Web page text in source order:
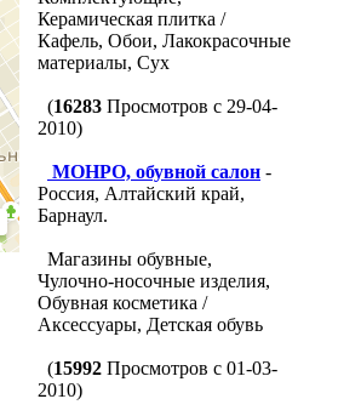
Керамическая плитка /
Кафель, Обои, Лакокрасочные
материалы, Сух
(16283 Просмотров с 29-04-
2010)
МОНРО, обувной салон -
Россия, Алтайский край,
Барнаул.
Магазины обувные,
Чулочно-носочные изделия,
Обувная косметика /
Аксессуары, Детская обувь
(15992 Просмотров с 01-03-
2010)